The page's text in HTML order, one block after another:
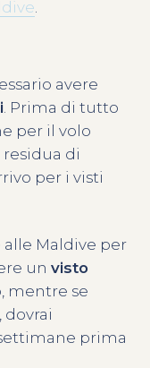
.
avere
. Prima di tutto
per il volo
residua di
per i visti
Maldive per
un visto
mentre se
dovrai
prima